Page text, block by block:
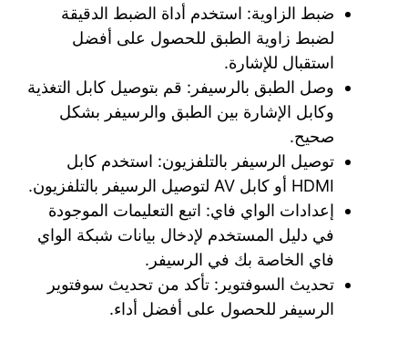
ضبط الزاوية: استخدم أداة الضبط الدقيقة
لضبط زاوية الطبق للحصول على أفضل
استقبال للإشارة.
وصل الطبق بالرسيفر: قم بتوصيل كابل التغذية
وكابل الإشارة بين الطبق والرسيفر بشكل
صحيح.
توصيل الرسيفر بالتلفزيون: استخدم كابل
HDMI أو كابل AV لتوصيل الرسيفر بالتلفزيون.
إعدادات الواي فاي: اتبع التعليمات الموجودة
في دليل المستخدم لإدخال بيانات شبكة الواي
فاي الخاصة بك في الرسيفر.
تحديث السوفتوير: تأكد من تحديث سوفتوير
الرسيفر للحصول على أفضل أداء.